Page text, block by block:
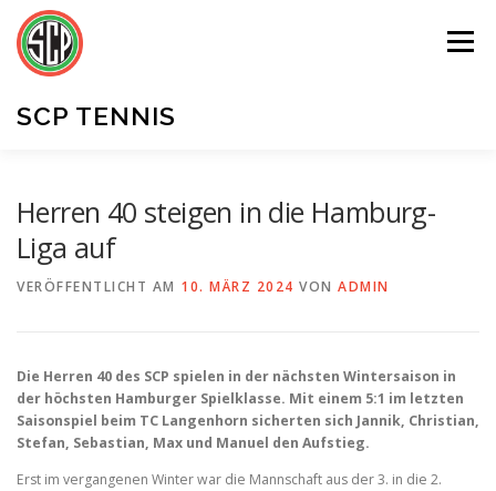
Inhalt
springen
SCP TENNIS
Menü
Herren 40 steigen in die Hamburg-
Liga auf
VERÖFFENTLICHT AM 10. MÄRZ 2024 VON ADMIN
Die Herren 40 des SCP spielen in der nächsten Wintersaison in
der höchsten Hamburger Spielklasse. Mit einem 5:1 im letzten
Saisonspiel beim TC Langenhorn sicherten sich Jannik, Christian,
Stefan, Sebastian, Max und Manuel den Aufstieg.
Erst im vergangenen Winter war die Mannschaft aus der 3. in die 2.